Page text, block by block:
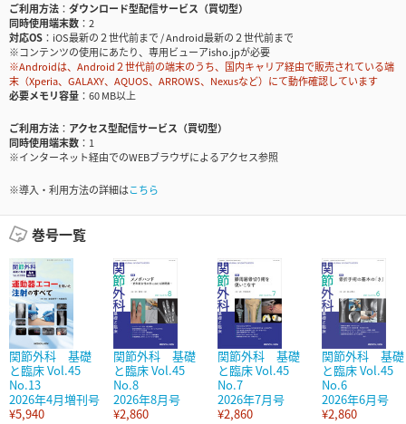
ご利用方法
ダウンロード型配信サービス（買切型）
同時使用端末数
2
対応OS
iOS最新の２世代前まで / Android最新の２世代前まで
※コンテンツの使用にあたり、専用ビューアisho.jpが必要
※Androidは、Android２世代前の端末のうち、国内キャリア経由で販売されている端
末（Xperia、GALAXY、AQUOS、ARROWS、Nexusなど）にて動作確認しています
必要メモリ容量
60 MB以上
ご利用方法
アクセス型配信サービス（買切型）
同時使用端末数
1
※インターネット経由でのWEBブラウザによるアクセス参照
※導入・利用方法の詳細はこちら
巻号一覧
関節外科 基礎
と臨床 Vol.45
No.13
2026年4月増刊号
¥5,940
関節外科 基礎
と臨床 Vol.45
No.8
2026年8月号
¥2,860
関節外科 基礎
と臨床 Vol.45
No.7
2026年7月号
¥2,860
関節外科 基礎
と臨床 Vol.45
No.6
2026年6月号
¥2,860